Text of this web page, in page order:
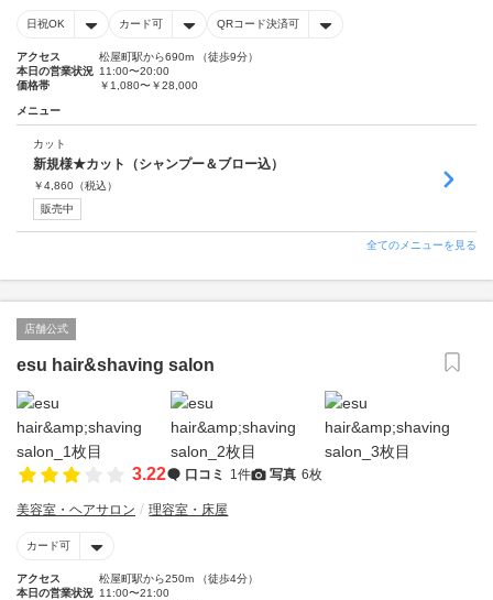
日祝OK カード可 QRコード決済可
アクセス
松屋町駅から690m （徒歩9分）
本日の営業状況 11:00〜20:00
価格帯
￥1,080〜￥28,000
メニュー
カット
新規様★カット（シャンプー＆ブロー込）
￥4,860 （税込）
販売中
全てのメニューを見る
店舗公式
esu hair&shaving salon
3.22 口コミ 1件 写真 6枚
美容室・ヘアサロン 理容室・床屋
カード可
アクセス
松屋町駅から250m （徒歩4分）
本日の営業状況 11:00〜21:00